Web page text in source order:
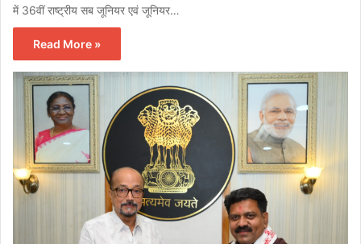
में 36वीं राष्ट्रीय सब जूनियर एवं जूनियर…
Read More »